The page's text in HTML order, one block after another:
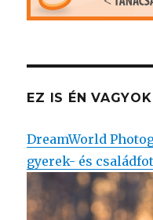
EZ IS ÉN VAGYOK
DreamWorld
gyerek- és